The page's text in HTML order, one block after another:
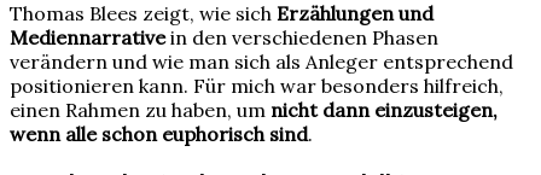
Thomas Blees zeigt, wie sich Erzählungen und
Mediennarrativein den verschiedenen Phasen
verändern und wie man sich als Anleger entsprechend
positionieren kann. Für mich war besonders hilfreich,
einen Rahmen zu haben, um nicht dann einzusteigen,
wenn alle schon euphorisch sind.